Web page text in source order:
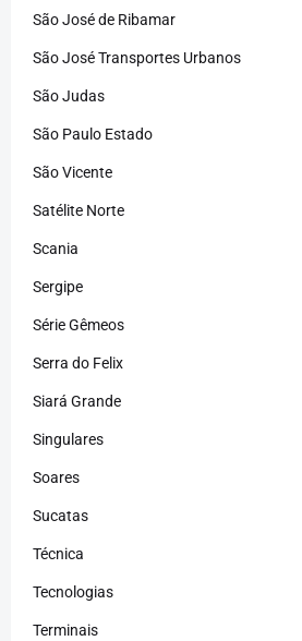
São José de Ribamar
São José Transportes Urbanos
São Judas
São Paulo Estado
São Vicente
Satélite Norte
Scania
Sergipe
Série Gêmeos
Serra do Felix
Siará Grande
Singulares
Soares
Sucatas
Técnica
Tecnologias
Terminais